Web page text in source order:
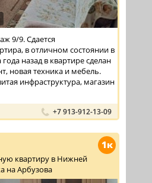
9/9. Сдается
в отличном состоянии в
назад в квартире сделан
новая техника и мебель.
инфраструктура, магазин
+7 913-912-13-09
1к
квартиру в Нижней
на Арбузова